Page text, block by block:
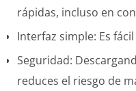
rápidas, incluso en
Interfaz simple: Es
Seguridad:
reduces el riesgo de